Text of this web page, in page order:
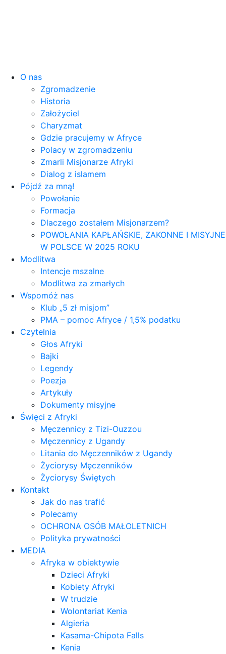
O nas
Zgromadzenie
Historia
Założyciel
Charyzmat
Gdzie pracujemy w Afryce
Polacy w zgromadzeniu
Zmarli Misjonarze Afryki
Dialog z islamem
Pójdź za mną!
Powołanie
Formacja
Dlaczego zostałem Misjonarzem?
POWOŁANIA KAPŁAŃSKIE, ZAKONNE I MISYJNE
W POLSCE W 2025 ROKU
Modlitwa
Intencje mszalne
Modlitwa za zmarłych
Wspomóż nas
Klub „5 zł misjom”
PMA – pomoc Afryce / 1,5% podatku
Czytelnia
Głos Afryki
Bajki
Legendy
Poezja
Artykuły
Dokumenty misyjne
Święci z Afryki
Męczennicy z Tizi-Ouzzou
Męczennicy z Ugandy
Litania do Męczenników z Ugandy
Życiorysy Męczenników
Życiorysy Świętych
Kontakt
Jak do nas trafić
Polecamy
OCHRONA OSÓB MAŁOLETNICH
Polityka prywatności
MEDIA
Afryka w obiektywie
Dzieci Afryki
Kobiety Afryki
W trudzie
Wolontariat Kenia
Algieria
Kasama-Chipota Falls
Kenia